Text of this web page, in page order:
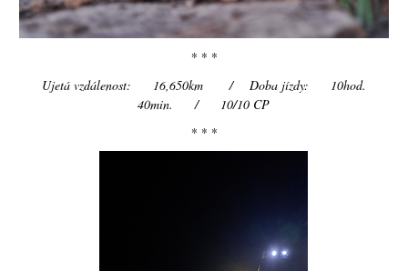
* * *
Ujetá vzdálenost: 16,650km / Doba jízdy: 10hod.
40min. / 10/10 CP
* * *